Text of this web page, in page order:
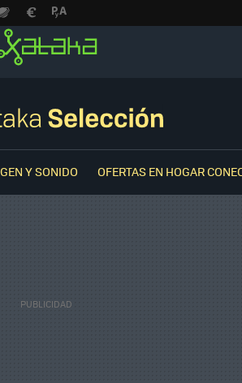
Y SONIDO OFERTAS EN HOGAR